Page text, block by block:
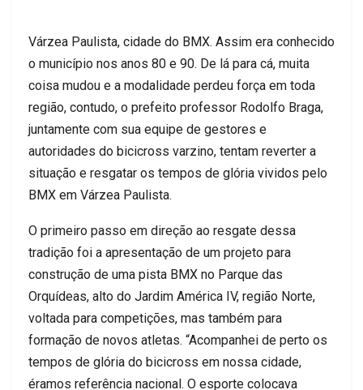
Várzea Paulista, cidade do BMX. Assim era conhecido
o município nos anos 80 e 90. De lá para cá, muita
coisa mudou e a modalidade perdeu força em toda
região, contudo, o prefeito professor Rodolfo Braga,
juntamente com sua equipe de gestores e
autoridades do bicicross varzino, tentam reverter a
situação e resgatar os tempos de glória vividos pelo
BMX em Várzea Paulista.
O primeiro passo em direção ao resgate dessa
tradição foi a apresentação de um projeto para
construção de uma pista BMX no Parque das
Orquídeas, alto do Jardim América IV, região Norte,
voltada para competições, mas também para
formação de novos atletas. “Acompanhei de perto os
tempos de glória do bicicross em nossa cidade,
éramos referência nacional. O esporte colocava